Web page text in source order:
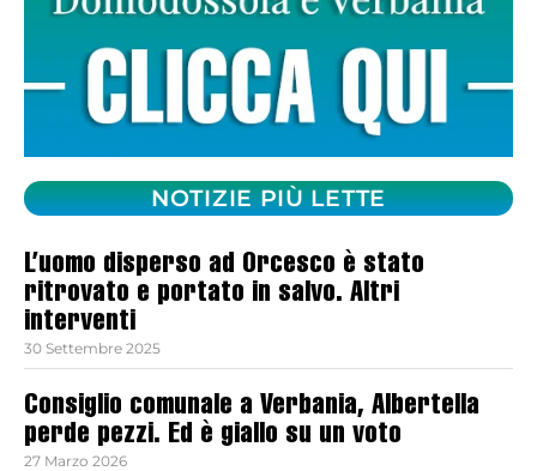
NOTIZIE PIÙ LETTE
L’uomo disperso ad Orcesco è stato
ritrovato e portato in salvo. Altri
interventi
30 Settembre 2025
Consiglio comunale a Verbania, Albertella
perde pezzi. Ed è giallo su un voto
27 Marzo 2026